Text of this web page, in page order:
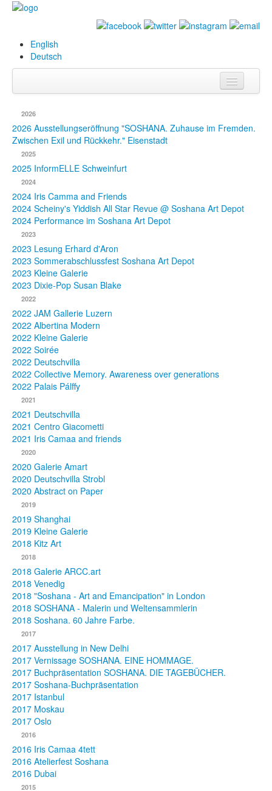
English
Deutsch
Biografie
Ausstellungen
& Projekte
Presse
Publikationen
Texte
Sammlungen
2026
2026 Ausstellungseröffnung "SOSHANA. Zuhause im Fremden.
Zwischen Exil und Rückkehr." Eisenstadt
2025
2025 InformELLE Schweinfurt
2024
2024 Iris Camma and Friends
2024 Scheiny's Yiddish All Star Revue @ Soshana Art Depot
2024 Performance im Soshana Art Depot
2023
2023 Lesung Erhard d'Aron
2023 Sommerabschlussfest Soshana Art Depot
2023 Kleine Galerie
2023 Dixie-Pop Susan Blake
2022
2022 JAM Gallerie Luzern
2022 Albertina Modern
2022 Kleine Galerie
2022 Soirée
2022 Deutschvilla
2022 Collective Memory. Awareness over generations
2022 Palais Pálffy
2021
2021 Deutschvilla
2021 Centro Giacometti
2021 Iris Camaa and friends
2020
2020 Galerie Amart
2020 Deutschvilla Strobl
2020 Abstract on Paper
2019
2019 Shanghai
2019 Kleine Galerie
2018 Kitz Art
2018
2018 Galerie ARCC.art
2018 Venedig
2018 "Soshana - Art and Emancipation" in London
2018 SOSHANA - Malerin und Weltensammlerin
2018 Soshana. 60 Jahre Farbe.
2017
2017 Ausstellung in New Delhi
2017 Vernissage SOSHANA. EINE HOMMAGE.
2017 Buchpräsentation SOSHANA. DIE TAGEBÜCHER.
2017 Soshana-Buchpräsentation
2017 Istanbul
2017 Moskau
2017 Oslo
2016
2016 Iris Camaa 4tett
2016 Atelierfest Soshana
2016 Dubai
2015